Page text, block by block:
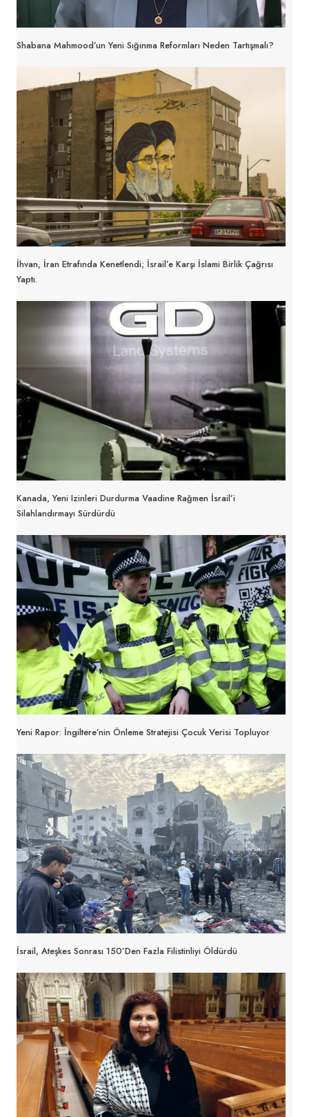
Shabana Mahmood’un Yeni Sığınma Reformları Neden Tartışmalı?
İhvan, İran Etrafında Kenetlendi; İsrail’e Karşı İslami Birlik Çağrısı
Yaptı.
Kanada, Yeni Izinleri Durdurma Vaadine Rağmen İsrail’i
Silahlandırmayı Sürdürdü
Yeni Rapor: İngiltere’nin Önleme Stratejisi Çocuk Verisi Topluyor
İsrail, Ateşkes Sonrası 150’den Fazla Filistinliyi Öldürdü